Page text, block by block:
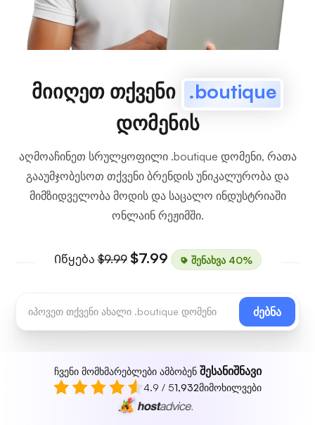
მიიღეთ თქვენი .boutique
დომენის
აღმოაჩინეთ სრულყოფილი .boutique დომენი, რათა
გააუმჯობესოთ თქვენი ბრენდის უნიკალურობა და
მიმზიდველობა მოდის და საცალო ინდუსტრიაში
ონლაინ რეჟიმში.
Იწყება$9.99 $7.99 შენახვა 40%
ძებნა
ჩვენი მომხმარებლები ამბობენ შესანიშნავი
4.9 / 51,932მიმოხილვები